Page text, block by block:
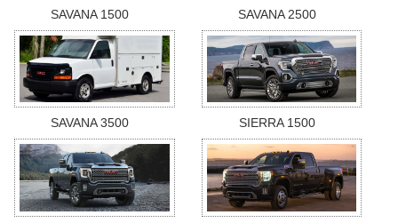
SAVANA 1500 SAVANA 2500
SAVANA 3500 SIERRA 1500